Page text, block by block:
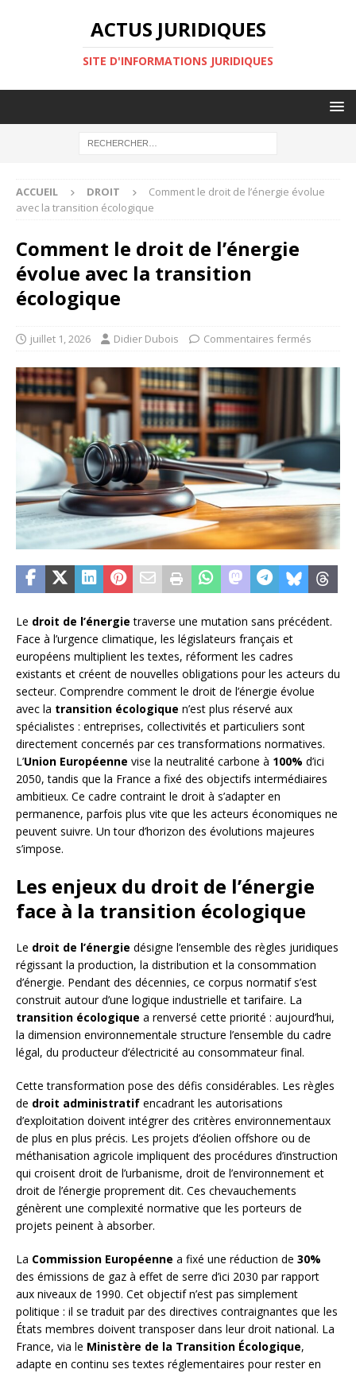
ACTUS JURIDIQUES
SITE D'INFORMATIONS JURIDIQUES
ACCUEIL DROIT
Comment le droit de l’énergie évolue
avec la transition écologique
Comment le droit de l’énergie
évolue avec la transition
écologique
juillet 1, 2026 Didier Dubois Commentaires fermés
Le droit de l’énergie traverse une mutation sans précédent.
Face à l’urgence climatique, les législateurs français et
européens multiplient les textes, réforment les cadres
existants et créent de nouvelles obligations pour les acteurs du
secteur. Comprendre comment le droit de l’énergie évolue
avec la transition écologique n’est plus réservé aux
spécialistes : entreprises, collectivités et particuliers sont
directement concernés par ces transformations normatives.
L’Union Européenne vise la neutralité carbone à 100% d’ici
2050, tandis que la France a fixé des objectifs intermédiaires
ambitieux. Ce cadre contraint le droit à s’adapter en
permanence, parfois plus vite que les acteurs économiques ne
peuvent suivre. Un tour d’horizon des évolutions majeures
s’impose.
Les enjeux du droit de l’énergie
face à la transition écologique
Le droit de l’énergie désigne l’ensemble des règles juridiques
régissant la production, la distribution et la consommation
d’énergie. Pendant des décennies, ce corpus normatif s’est
construit autour d’une logique industrielle et tarifaire. La
transition écologique a renversé cette priorité : aujourd’hui,
la dimension environnementale structure l’ensemble du cadre
légal, du producteur d’électricité au consommateur final.
Cette transformation pose des défis considérables. Les règles
de droit administratif encadrant les autorisations
d’exploitation doivent intégrer des critères environnementaux
de plus en plus précis. Les projets d’éolien offshore ou de
méthanisation agricole impliquent des procédures d’instruction
qui croisent droit de l’urbanisme, droit de l’environnement et
droit de l’énergie proprement dit. Ces chevauchements
génèrent une complexité normative que les porteurs de
projets peinent à absorber.
La Commission Européenne a fixé une réduction de 30%
des émissions de gaz à effet de serre d’ici 2030 par rapport
aux niveaux de 1990. Cet objectif n’est pas simplement
politique : il se traduit par des directives contraignantes que les
États membres doivent transposer dans leur droit national. La
France, via le Ministère de la Transition Écologique,
adapte en continu ses textes réglementaires pour rester en